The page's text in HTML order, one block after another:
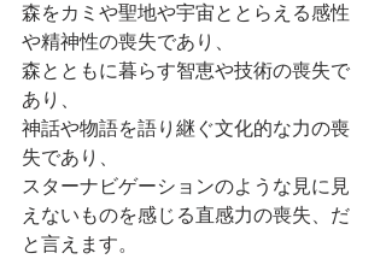
森をカミや聖地や宇宙ととらえる感性
や精神性の喪失であり、
森とともに暮らす智恵や技術の喪失で
あり、
神話や物語を語り継ぐ文化的な力の喪
失であり、
スターナビゲーションのような見に見
えないものを感じる直感力の喪失、だ
と言えます。